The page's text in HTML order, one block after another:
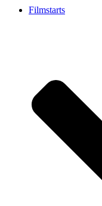
Filmstarts